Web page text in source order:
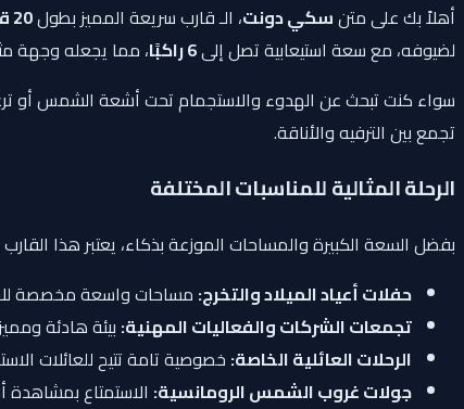
أهلاً بك على متنسكي دونت، الـ قارب سريعة المميز بطول20 قدم
لضيوفه، مع سعة استيعابية تصل إلى6 راكبًا
، مما يجعله وجهة
سواء كنت تبحث عن الهدوء والاستجمام تحت أشعة الشمس أو
تجمع بين الترفيه والأناقة.
الرحلة المثالية للمناسبات المختلفة
بفضل السعة الكبيرة والمساحات الموزعة بذكاء، يعتبر هذا القارب
حفلات أعياد الميلاد والتخرج: مساحات واسعة مخصصة
تجمعات الشركات والفعاليات المهنية: بيئة هادئة
الرحلات العائلية الخاصة:خصوصية تامة تتيح للعائلات
جولات غروب الشمس الرومانسية: الاستمتاع